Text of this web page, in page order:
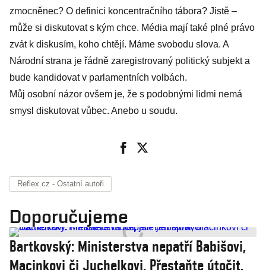
zmocněnec? O definici koncentračního tábora? Jistě –
může si diskutovat s kým chce. Média mají také plné právo
zvát k diskusím, koho chtějí. Máme svobodu slova. A
Národní strana je řádně zaregistrovaný politický subjekt a
bude kandidovat v parlamentních volbách.
Můj osobní názor ovšem je, že s podobnými lidmi nemá
smysl diskutovat vůbec. Anebo u soudu.
Reflex.cz - Ostatní autoři
Doporučujeme
Bartkovský: Ministerstva nepatří Babišovi,
Macinkovi či Juchelkovi. Přestaňte útočit,